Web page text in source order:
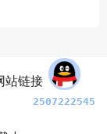
站链接
2507222545